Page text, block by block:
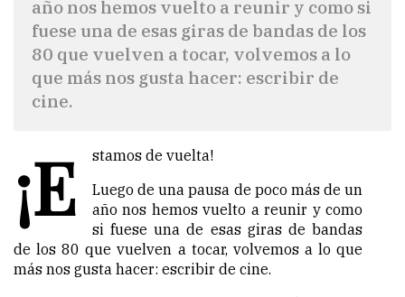
año nos hemos vuelto a reunir y como si
fuese una de esas giras de bandas de los
80 que vuelven a tocar, volvemos a lo
que más nos gusta hacer: escribir de
cine.
¡E
stamos de vuelta!
Luego de una pausa de poco más de un
año nos hemos vuelto a reunir y como
si fuese una de esas giras de bandas
de los 80 que vuelven a tocar, volvemos a lo que
más nos gusta hacer: escribir de cine.